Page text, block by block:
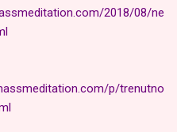
2018/08/ne
p/trenutno